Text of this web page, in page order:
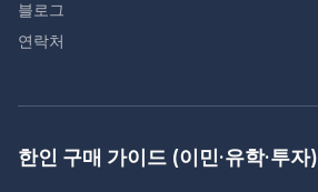
블로그
연락처
한인 구매 가이드 (이민·유학·투자)